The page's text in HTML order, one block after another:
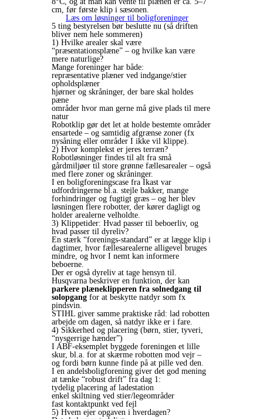
cm, før første klip i sæsonen.
Læs om løsninger til boligforeninger
5 ting bestyrelsen bør beslutte nu (så driften
bliver nem hele sommeren)
1) Hvilke arealer skal være
“præsentationsplæne” – og hvilke kan være
mere naturlige?
Mange foreninger har både:
repræsentative plæner ved indgange/stier
opholdsplæner
hjørner og skråninger, der bare skal holdes
pæne
områder hvor man gerne må give plads til mere
natur
Robotklip gør det let at holde bestemte områder
ensartede – og samtidig afgrænse zoner (fx
nysåning eller områder I ikke vil klippe).
2) Hvor komplekst er jeres terræn?
Robotløsninger findes til alt fra små
gårdmiljøer til store grønne fællesarealer – også
med flere zoner og skråninger.
I en boligforeningscase fra Ikast var
udfordringerne bl.a. stejle bakker, mange
forhindringer og fugtigt græs – og her blev
løsningen flere robotter, der kører dagligt og
holder arealerne velholdte.
3) Klippetider: Hvad passer til beboerliv, og
hvad passer til dyreliv?
En stærk “forenings-standard” er at lægge klip i
dagtimer, hvor fællesarealerne alligevel bruges
mindre, og hvor I nemt kan informere
beboerne.
Der er også dyreliv at tage hensyn til.
Husqvarna beskriver en funktion, der kan
parkere plæneklipperen fra solnedgang til
solopgang for at beskytte natdyr som fx
pindsvin.
STIHL giver samme praktiske råd: lad robotten
arbejde om dagen, så natdyr ikke er i fare.
4) Sikkerhed og placering (børn, stier, tyveri,
“nysgerrige hænder”)
I ABF-eksemplet byggede foreningen et lille
skur, bl.a. for at skærme robotten mod vejr –
og fordi børn kunne finde på at pille ved den.
I en andelsboligforening giver det god mening
at tænke “robust drift” fra dag 1:
tydelig placering af ladestation
enkel skiltning ved stier/legeområder
fast kontaktpunkt ved fejl
5) Hvem ejer opgaven i hverdagen?